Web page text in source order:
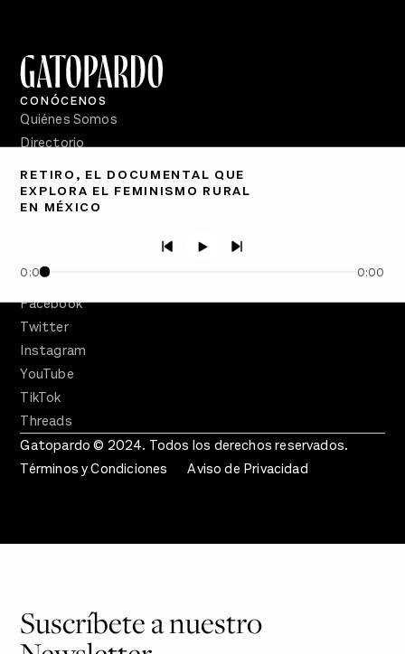
RETIRO, EL DOCUMENTAL QUE
EXPLORA EL FEMINISMO RURAL
EN MÉXICO
0:00 0:00
CONÓCENOS
Quiénes Somos
Directorio
PÓDCASTS
Semanario Gatopardo
Facebook
Twitter
Instagram
YouTube
TikTok
Threads
Gatopardo © 2024. Todos los derechos reservados.
Términos y Condiciones
Aviso de Privacidad
Suscríbete a nuestro